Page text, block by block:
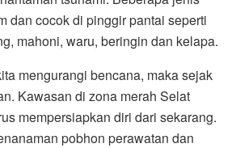
dan cocok di pinggir pantai seperti
mahoni, waru, beringin dan kelapa.
mengurangi bencana, maka sejak
Kawasan di zona merah Selat
mempersiapkan diri dari sekarang.
pobhon perawatan dan